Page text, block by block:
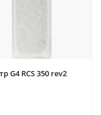
G4 RCS 350 rev2